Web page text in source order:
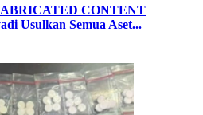
CONTENT
Usulkan Semua Aset...